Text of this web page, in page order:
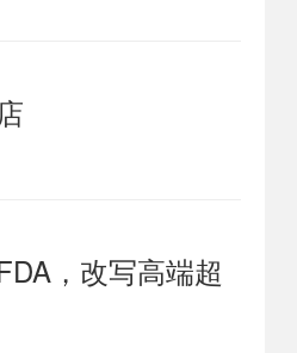
，改写高端超